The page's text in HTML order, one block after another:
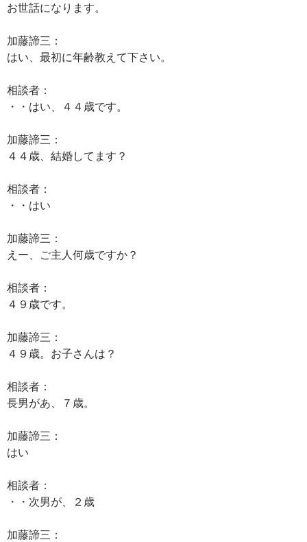
お世話になります。
加藤諦三：
はい、最初に年齢教えて下さい。
相談者：
・・はい、４４歳です。
加藤諦三：
４４歳、結婚してます？
相談者：
・・はい
加藤諦三：
えー、ご主人何歳ですか？
相談者：
４９歳です。
加藤諦三：
４９歳。お子さんは？
相談者：
長男があ、７歳。
加藤諦三：
はい
相談者：
・・次男が、２歳
加藤諦三：